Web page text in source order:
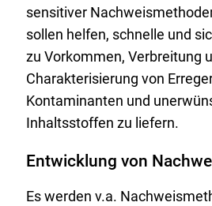
sensitiver
sollen helfen, schnelle und
zu Vorkommen, Verbreitung
Charakterisierung von
Kontaminanten und
Inhaltsstoffen zu liefern.
Entwicklung von
Es werden v.a.